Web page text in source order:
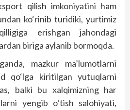
qilish imkoniyatini ham
ko‘rinib turidiki, yurtimiz
erishgan jahondagi
biriga aylanib bormoqda.
mazkur ma’lumotlarni
qo‘lga kiritilgan yutuqlarni
balki bu xalqimizning har
yengib o‘tish salohiyati,